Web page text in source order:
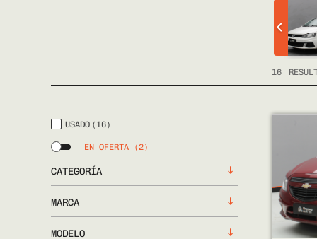
16
USADO (16)
EN OFERTA (2)
CATEGORÍA
MARCA
MODELO